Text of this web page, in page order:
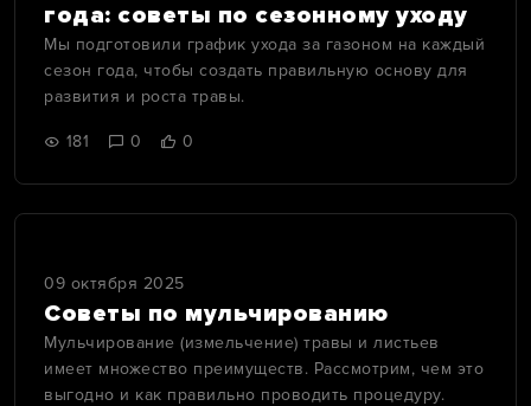
года: советы по сезонному уходу
Мы подготовили график ухода за газоном на каждый
сезон года, чтобы создать правильную основу для
развития и роста травы.
181 0 0
09 октября 2025
Советы по мульчированию
Мульчирование (измельчение) травы и листьев
имеет множество преимуществ. Рассмотрим, чем это
выгодно и как правильно проводить процедуру.